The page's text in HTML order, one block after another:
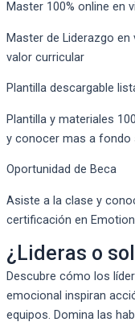
Master 100% online en
Master de Liderazgo
valor curricular
Plantilla descargable
Plantilla y materiales
y conocer mas a fondo
Oportunidad de Beca
Asiste a la clase y
certificación en
¿Lideras o
Descubre cómo los
emocional inspiran
equipos. Domina las